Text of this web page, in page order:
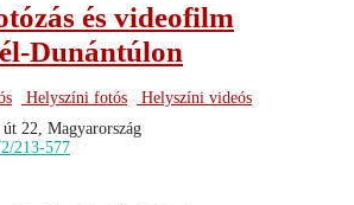
és videofilm
Dunántúlon
Helyszíni fotós
Helyszíni videós
22, Magyarország
213-577